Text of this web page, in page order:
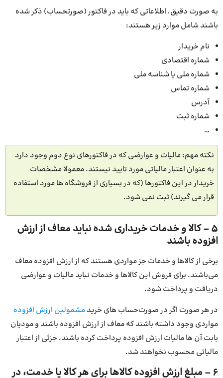
به صورت دقیق، اطلاعاتی که باید در فاکتور (صورتحساب) ذکر شده
باشند شامل موارد زیر هستند:
نام خریدار
شماره اقتصادی
شماره ملی یا شناسه ملی
شماره تماس
آدرس
شماره ثبت
…
نکته مهم: مالیات و عوارضی که در فاکتورهای نوع دوم وجود دارد
به عنوان اعتبار مالیاتی مورد تایید نیستند. معمولا مشخصات
خریدار در این فاکتورها (که در بسیاری از فروشگاه ها مورد استفاده
قرار می گیرند) ثبت نمی شود.
5 – کالا و خدمات خریداری شده نباید معاف از ارزش
افزوده باشند
برخی از کالاها و خدمات جز مواردی هستند که از ارزش افزوده معاف
می‌باشند. برای فروش این کالاها و خدمات نباید مالیات و عوارضی
دریافت و پرداخت شود.
در هر صورت اگر در صورت‌حساب های خریدمشمولین ارزش افزوده
مواردی وجود داشته باشند که معاف از ارزش افزوده باشند و مودیان
بابت آن ها مالیات ارزش افزوده پرداخت کرده باشند، جزئی از اعتبار
مالیاتی محسوب نخواهند شد.
6 – مبلغ ارزش افزوده کالاها برای هر کالا یا خدمت، در